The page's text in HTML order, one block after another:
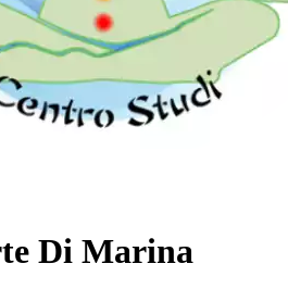
Di Marina